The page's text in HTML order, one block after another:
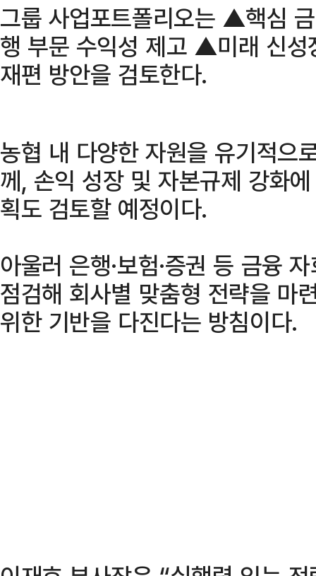
그룹 사업포트폴리오는 ▲핵심
행 부문 수익성 제고 ▲미래 신성
재편 방안을 검토한다.
농협 내 다양한 자원을 유기적으
께, 손익 성장 및 자본규제 강화
획도 검토할 예정이다.
아울러 은행·보험·증권 등 금융
점검해 회사별 맞춤형 전략을 마
위한 기반을 다진다는 방침이다.